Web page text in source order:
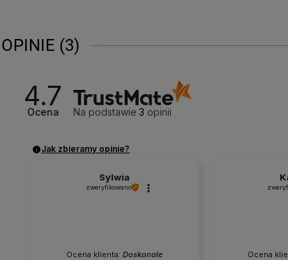
OPINIE (3)
4.7
Ocena Na podstawie 3 opinii
Jak zbieramy opinie?
Sylwia
zweryfikowano
Ocena klienta: Doskonale Ocena